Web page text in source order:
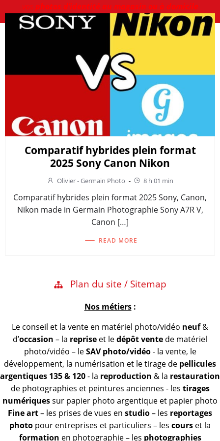
vos photos d’identité au magasin ou à domicile
Comparatif hybrides plein format
2025 Sony Canon Nikon
Olivier - Germain Photo - 8 h 01 min
Comparatif hybrides plein format 2025 Sony, Canon,
Nikon made in Germain Photographie Sony A7R V,
Canon […]
READ MORE
Plan du site / Sitemap
Nos métiers:
Le conseil et la vente en matériel photo/vidéo neuf&
d’occasion – la reprise et ledépôt vente de matériel
photo/vidéo – leSAV photo/vidéo- la vente, le
développement, la numérisation et le tirage de pellicules
argentiques 135 & 120- la reproduction & la restauration
de photographies et peintures anciennes - les tirages
numériquessur papier photo argentique et papier photo
Fine art– les prises de vues en studio– les reportages
photo pour entreprises et particuliers – les cours et la
formation en photographie – les photographies